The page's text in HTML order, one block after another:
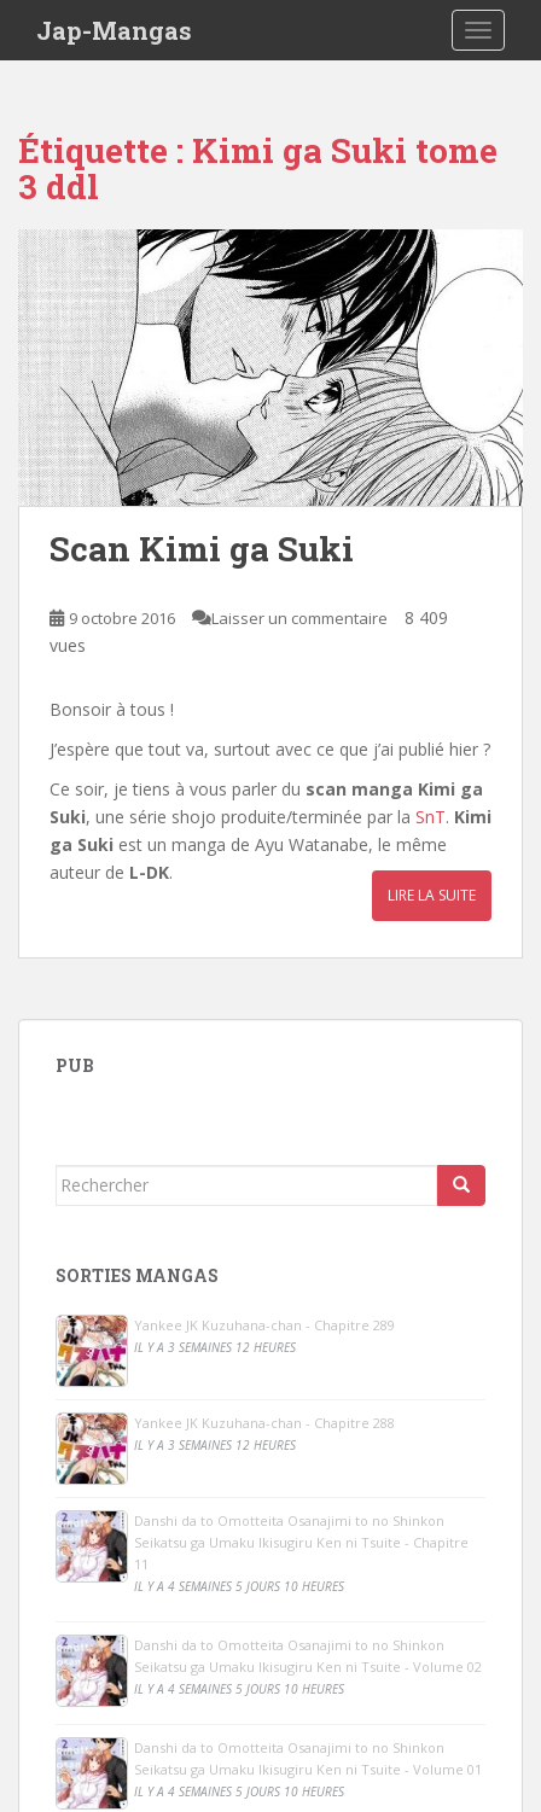
Jap-Mangas
Étiquette : Kimi ga Suki tome
3 ddl
Scan Kimi ga Suki
9 octobre 2016 Laisser un commentaire
8 409
vues
Bonsoir à tous !
J’espère que tout va, surtout avec ce que j’ai publié hier ?
Ce soir, je tiens à vous parler du scan manga Kimi ga
Suki, une série shojo produite/terminée par la SnT. Kimi
ga Suki est un manga de Ayu Watanabe, le même
auteur de L-DK.
LIRE LA SUITE
PUB
Rechercher...
SORTIES MANGAS
Yankee JK Kuzuhana-chan - Chapitre 289
IL Y A 3 SEMAINES 12 HEURES
Yankee JK Kuzuhana-chan - Chapitre 288
IL Y A 3 SEMAINES 12 HEURES
Danshi da to Omotteita Osanajimi to no Shinkon
Seikatsu ga Umaku Ikisugiru Ken ni Tsuite - Chapitre
11
IL Y A 4 SEMAINES 5 JOURS 10 HEURES
Danshi da to Omotteita Osanajimi to no Shinkon
Seikatsu ga Umaku Ikisugiru Ken ni Tsuite - Volume 02
IL Y A 4 SEMAINES 5 JOURS 10 HEURES
Danshi da to Omotteita Osanajimi to no Shinkon
Seikatsu ga Umaku Ikisugiru Ken ni Tsuite - Volume 01
IL Y A 4 SEMAINES 5 JOURS 10 HEURES